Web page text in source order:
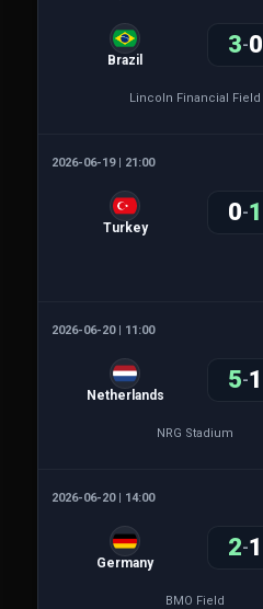
Brazil
3-0
Lincoln Financial Field
2026-06-19 | 21:00
Turkey
0-1
2026-06-20 | 11:00
Netherlands
5-1
NRG Stadium
2026-06-20 | 14:00
Germany
2-1
BMO Field